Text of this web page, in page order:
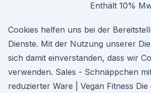
Enthält 10%
Cookies helfen uns bei der
Dienste. Mit der Nutzung unserer
sich damit einverstanden, dass wir
verwenden. Sales - Schnäppchen
reduzierter Ware | Vegan Fitness Die